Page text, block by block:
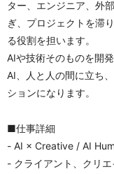
ター、エンジニア、外
ぎ、プロジェクトを滞
る役割を担います。
AIや技術そのものを開
AI、人と人の間に立ち
ションになります。
■仕事詳細
- AI × Creative / AI
- クライアント、クリ